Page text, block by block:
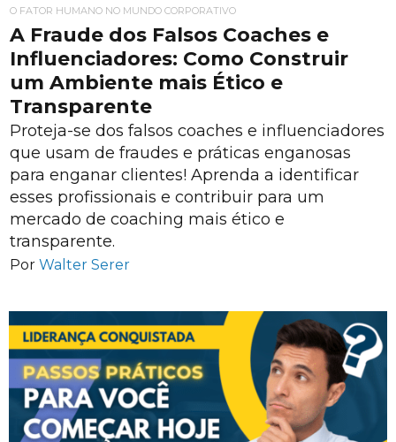
O FATOR HUMANO NO MUNDO CORPORATIVO
A Fraude dos Falsos Coaches e
Influenciadores: Como Construir
um Ambiente mais Ético e
Transparente
Proteja-se dos falsos coaches e influenciadores
que usam de fraudes e práticas enganosas
para enganar clientes! Aprenda a identificar
esses profissionais e contribuir para um
mercado de coaching mais ético e
transparente.
Por Walter Serer